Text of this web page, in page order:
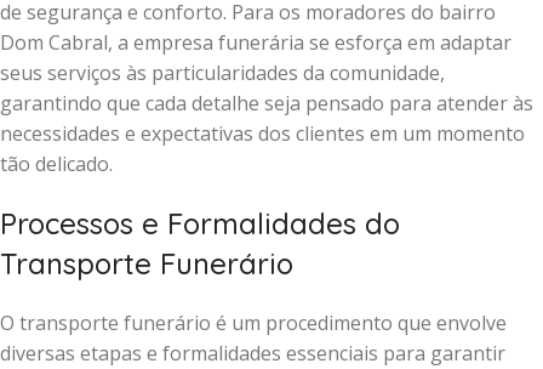
de segurança e conforto. Para os moradores do bairro
Dom Cabral, a empresa funerária se esforça em adaptar
seus serviços às particularidades da comunidade,
garantindo que cada detalhe seja pensado para atender às
necessidades e expectativas dos clientes em um momento
tão delicado.
Processos e Formalidades do
Transporte Funerário
O transporte funerário é um procedimento que envolve
diversas etapas e formalidades essenciais para garantir